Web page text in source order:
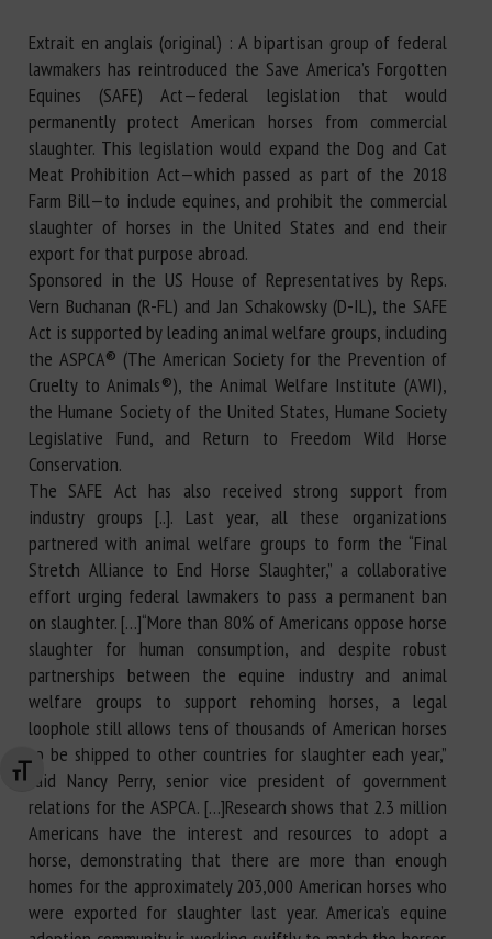
Changer la taille de la police
Extrait en anglais (original) : A bipartisan group of federal
lawmakers has reintroduced the Save America’s Forgotten
Equines (SAFE) Act—federal legislation that would
permanently protect American horses from commercial
slaughter. This legislation would expand the Dog and Cat
Meat Prohibition Act—which passed as part of the 2018
Farm Bill—to include equines, and prohibit the commercial
slaughter of horses in the United States and end their
export for that purpose abroad.
Sponsored in the US House of Representatives by Reps.
Vern Buchanan (R-FL) and Jan Schakowsky (D-IL), the SAFE
Act is supported by leading animal welfare groups, including
the ASPCA® (The American Society for the Prevention of
Cruelty to Animals®), the Animal Welfare Institute (AWI),
the Humane Society of the United States, Humane Society
Legislative Fund, and Return to Freedom Wild Horse
Conservation.
The SAFE Act has also received strong support from
industry groups [..]. Last year, all these organizations
partnered with animal welfare groups to form the “Final
Stretch Alliance to End Horse Slaughter,” a collaborative
effort urging federal lawmakers to pass a permanent ban
on slaughter. […]“More than 80% of Americans oppose horse
slaughter for human consumption, and despite robust
partnerships between the equine industry and animal
welfare groups to support rehoming horses, a legal
loophole still allows tens of thousands of American horses
to be shipped to other countries for slaughter each year,”
said Nancy Perry, senior vice president of government
relations for the ASPCA. […]Research shows that 2.3 million
Americans have the interest and resources to adopt a
horse, demonstrating that there are more than enough
homes for the approximately 203,000 American horses who
were exported for slaughter last year. America’s equine